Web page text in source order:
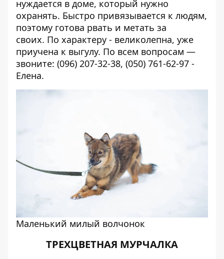
нуждается в доме, который нужно
охранять. Быстро привязывается к людям,
поэтому готова рвать и метать за
своих. По характеру - великолепна, уже
приучена к выгулу. По всем вопросам —
звоните: (096) 207-32-38, (050) 761-62-97 -
Елена.
Маленький милый волчонок
ТРЕХЦВЕТНАЯ МУРЧАЛКА